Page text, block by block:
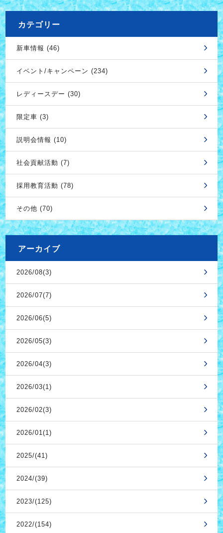
カテゴリー
新車情報 (46)
イベント/キャンペーン (234)
レディースデー (30)
限定車 (3)
説明会情報 (10)
社会貢献活動 (7)
採用教育活動 (78)
その他 (70)
アーカイブ
2026/08(3)
2026/07(7)
2026/06(5)
2026/05(3)
2026/04(3)
2026/03(1)
2026/02(3)
2026/01(1)
2025/(41)
2024/(39)
2023/(125)
2022/(154)